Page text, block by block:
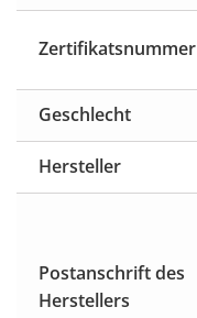
Zertifikatsnummer
Geschlecht
Hersteller
Postanschrift des
Herstellers